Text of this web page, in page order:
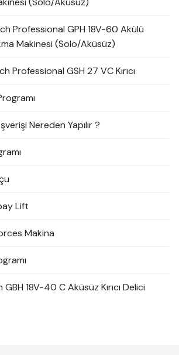
Professional GPH 18V-60 Akülü
Makinesi (Solo/Aküsüz)
Professional GSH 27 VC Kırıcı
Nereden Yapılır ?
Lift
Makina
18V-40 C Aküsüz Kırıcı Delici